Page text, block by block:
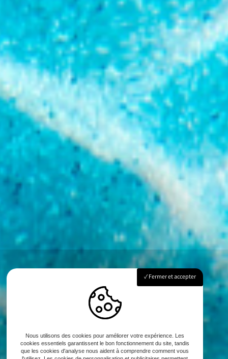
Fermer et accepter
Nous utilisons des cookies pour améliorer votre expérience. Les
cookies essentiels garantissent le bon fonctionnement du site, tandis
que les cookies d'analyse nous aident à comprendre comment vous